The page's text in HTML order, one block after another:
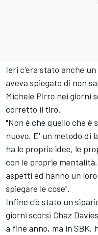
Ieri c'era stato anche
aveva spiegato di non
Michele Pirro nei giorni
corretto il tiro.
"Non è che quello che è
nuovo. E' un metodo di
ha le proprie idee, le
con le proprie
aspetti ed hanno un
spiegare le cose".
Infine c'è stato un
giorni scorsi Chaz
a fine anno, ma in SBK,